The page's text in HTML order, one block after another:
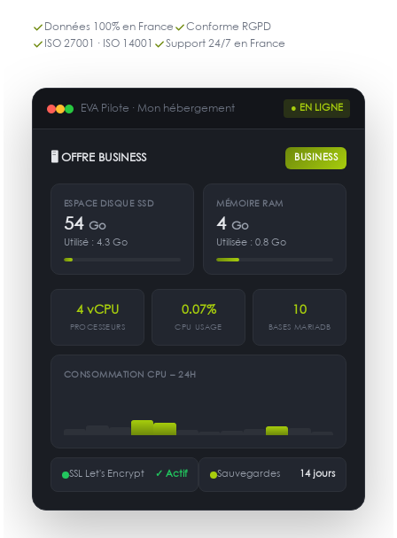
Données 100% en France
Conforme RGPD
ISO 27001 · ISO 14001
Support 24/7 en France
EVA Pilote · Mon hébergement ● EN LIGNE
🖥 OFFRE BUSINESS BUSINESS
ESPACE DISQUE SSD
54 Go
Utilisé : 4.3 Go
MÉMOIRE RAM
4 Go
Utilisée : 0.8 Go
4 vCPU
PROCESSEURS
0.07%
CPU USAGE
10
BASES MARIADB
CONSOMMATION CPU – 24H
SSL Let's Encrypt ✓ Actif Sauvegardes 14 jours